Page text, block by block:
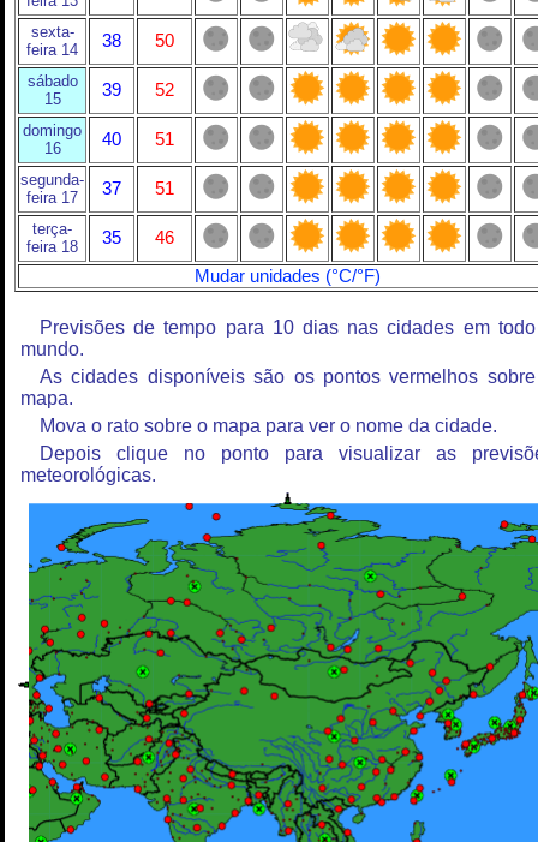
sexta-
feira 14
38 50
sábado
15
39 52
domingo
16
40 51
segunda-
feira 17
37 51
terça-
feira 18
35
46
Mudar unidades (°C/°F)
Previsões de tempo para 10 dias nas cidades em
mundo.
As cidades disponíveis são os pontos vermelhos
mapa.
Mova o rato sobre o mapa para ver o nome da cidade.
Depois clique no ponto para visualizar as
meteorológicas.